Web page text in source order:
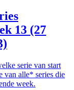
13 (27
serie van start
van alle* series die
week.